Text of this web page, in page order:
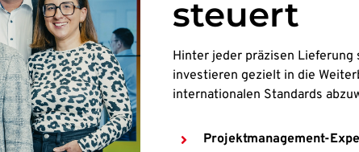
steuert
Hinter jeder präzisen Lieferung
investieren gezielt in die
internationalen Standards
Projektmanagement-